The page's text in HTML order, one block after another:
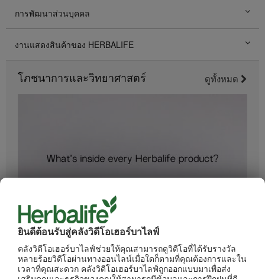
ยินดีต้อนรับสู่คลังวิดีโอเฮอร์บาไลฟ์
คลังวิดีโอเฮอร์บาไลฟ์ช่วยให้คุณสามารถดูวิดีโอที่ได้รับรางวัล
หลายร้อยวิดีโอผ่านทางออนไลน์เมื่อใดก็ตามที่คุณต้องการและใน
เวลาที่คุณสะดวก คลังวิดีโอเฮอร์บาไลฟ์ถูกออกแบบมาเพื่อส่ง
การพัฒนาส่วนบุคคล
งานแสดงสินค้าของ HERBALIFE
โภชนาการและวิทยาศาสตร์ ดูทั้งหมด
อะไรอยู่ในผลิตภัณฑ์ของเฮอร์บาไลฟ์
ทุกขั้นตอนการผลิตได้รับการควบคุมดูแลอย่างเข้มงวด